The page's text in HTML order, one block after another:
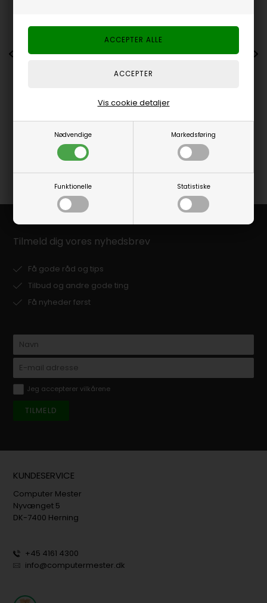
Nødvendige Markedsføring
Funktionelle Statistiske
Vis cookie detaljer
Temperatursensor til
59,00 DKK
OVERVÅG
Jeg accepterer vilkårene
Tilmeld dig vores nyhedsbrev
Få gode råd og tips
Tilbud og andre gode ting
Få nyheder først
KUNDESERVICE
Computer Mester
Nyvænget 5
DK-7400 Herning
+45 4161 4300
info@computermester.dk